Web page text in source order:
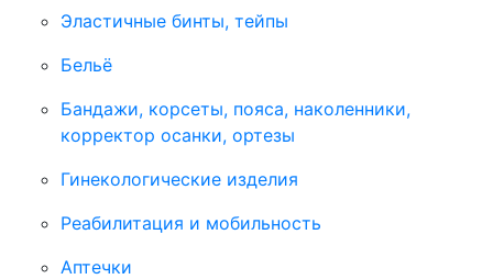
Эластичные бинты, тейпы
Бельё
Бандажи, корсеты, пояса, наколенники,
корректор осанки, ортезы
Гинекологические изделия
Реабилитация и мобильность
Аптечки